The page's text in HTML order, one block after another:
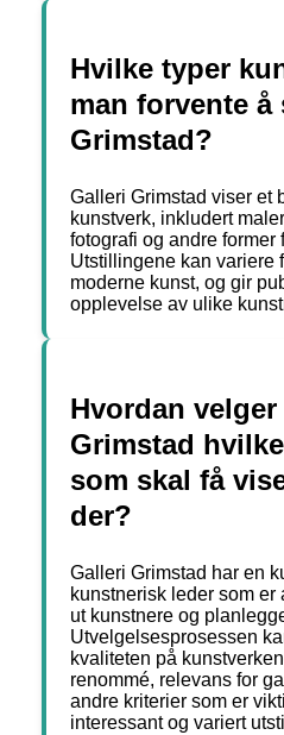
Hvilke typer
man forvente å
Grimstad?
Galleri Grimstad viser et
kunstverk, inkludert
fotografi og andre former
Utstillingene kan variere
moderne kunst, og gir
opplevelse av ulike
Hvordan velger
Grimstad
som skal få
der?
Galleri Grimstad har en
kunstnerisk leder som
ut kunstnere og
Utvelgelsesprosessen
kvaliteten på
renommé, relevans for
andre kriterier som er
interessant og variert